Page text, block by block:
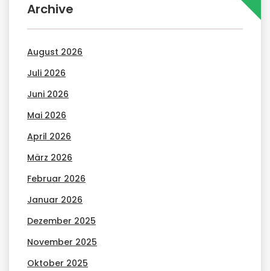
Archive
August 2026
Juli 2026
Juni 2026
Mai 2026
April 2026
März 2026
Februar 2026
Januar 2026
Dezember 2025
November 2025
Oktober 2025